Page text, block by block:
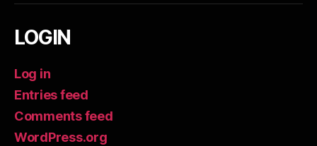
LOGIN
Log in
Entries feed
Comments feed
WordPress.org